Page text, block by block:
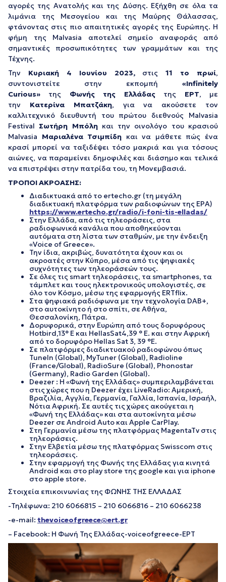
αγορές της Ανατολής και της Δύσης. Εξήχθη σε όλα τα
λιμάνια της Μεσογείου και της Μαύρης Θάλασσας,
φτάνοντας στις πιο απαιτητικές αγορές της Ευρώπης. Η
φήμη της Malvasia αποτελεί σημείο αναφοράς από
σημαντικές προσωπικότητες των γραμμάτων και της
Τέχνης.
Την Κυριακή 4 Ιουνίου 2023, στις11 το πρωί,
συντονιστείτε στην εκπομπή «Infinitely
Curious» της Φωνής της Ελλάδαςτης ΕΡΤ, με
την Κατερίνα Μπατζάκη, για να ακούσετε τον
καλλιτεχνικό διευθυντή του πρώτου διεθνούς Malvasia
Festival Σωτήρη Μπόληκαι την οινολόγο του κρασιού
Malvasia Μαριαλένα Τσιμπίδη και να μάθετε πώς ένα
κρασί μπορεί να ταξιδέψει τόσο μακριά και για τόσους
αιώνες, να παραμείνει δημοφιλές και διάσημο και τελικά
να επιστρέψει στην πατρίδα του, τη Μονεμβασιά.
ΤΡΟΠΟΙ ΑΚΡΟΑΣΗΣ:
Διαδικτυακά από το ertecho.gr (τη μεγάλη
διαδικτυακή πλατφόρμα των ραδιοφώνων της ΕΡΑ)
https://www.ertecho.gr/radio/i-foni-tis-elladas/
Στην Ελλάδα, από τις τηλεοράσεις, στα
ραδιοφωνικά κανάλια που αποθηκεύονται
αυτόματα στη λίστα των σταθμών, με την ένδειξη
«Voice of Greece».
Την ίδια, ακριβώς, δυνατότητα έχουν και οι
ακροατές στην Κύπρο, μέσα από τις ψηφιακές
συχνότητες των τηλεοράσεών τους.
Σε όλες τις smart τηλεοράσεις, τα smartphones, τα
τάμπλετ και τους ηλεκτρονικούς υπολογιστές, σε
όλο τον Κόσμο, μέσω της εφαρμογής ERTflix.
Στα ψηφιακά ραδιόφωνα με την τεχνολογία DAB+,
στο αυτοκίνητο ή στο σπίτι, σε Αθήνα,
Θεσσαλονίκη, Πάτρα.
Δορυφορικά, στην Ευρώπη από τους δορυφόρους
Hotbird,13° E και HellasSat4,39 ° E. και στην Αφρική
από το δορυφόρο Hellas Sat 3, 39 °E.
Σε πλατφόρμες διαδικτυακού ραδιοφώνου όπως
TuneIn (Global), MyTuner (Global), Radioline
(France/Global), RadioSure (Global), Phonostar
(Germany), Radio Garden (Global).
Deezer : Η «Φωνή της Ελλάδας» συμπεριλαμβάνεται
στις χώρες που η Deezer έχει LiveRadio: Αμερική,
Βραζιλία, Αγγλία, Γερμανία, Γαλλία, Ισπανία, Ισραήλ,
Νότια Αφρική. Σε αυτές τις χώρες ακούγεται η
«Φωνή της Ελλάδας» και στα αυτοκίνητα μέσω
Deezer σε Android Auto και Apple CarPlay.
Στη Γερμανία μέσω της πλατφόρμας MagentaTv στις
τηλεοράσεις.
Στην Ελβετία μέσω της πλατφόρμας Swisscom στις
τηλεοράσεις.
Στην εφαρμογή της Φωνής της Ελλάδας για κινητά
Android και στο play store της google και για iphone
στο apple store.
Στοιχεία επικοινωνίας της ΦΩΝΗΣ ΤΗΣ ΕΛΛΑΔΑΣ
-Τηλέφωνα: 210 6066815 – 210 6066816 – 210 6066238
-e-mail: thevoiceofgreece@ert.gr
– Facebook: Η Φωνή Της Ελλάδας-voiceofgreece-ΕΡΤ